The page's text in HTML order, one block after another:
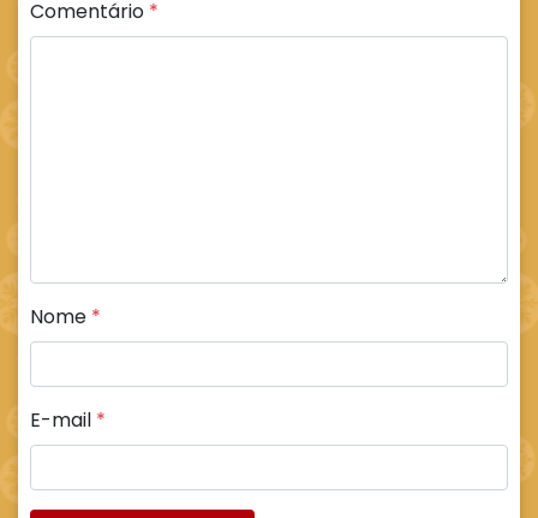
Comentário *
Nome *
E-mail *